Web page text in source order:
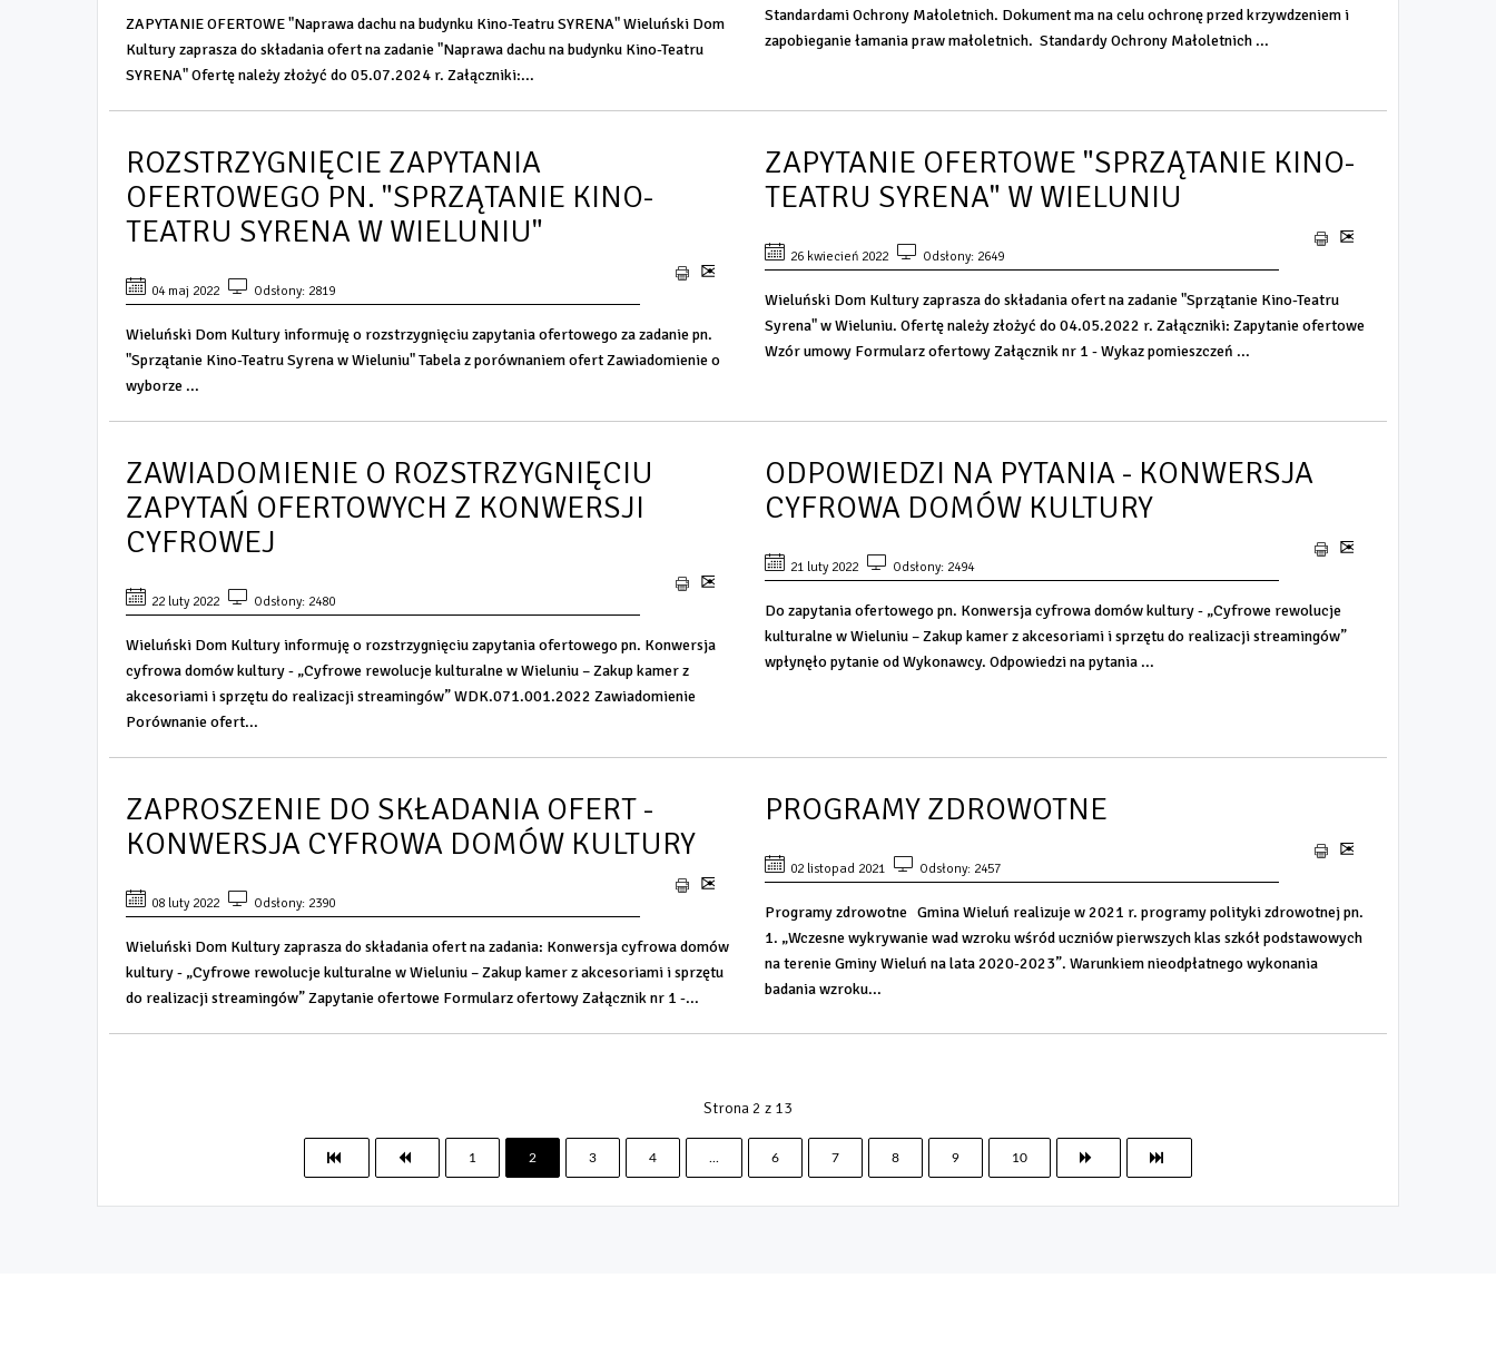
ZAPYTANIE OFERTOWE "Naprawa dachu na budynku Kino-Teatru SYRENA" Wieluński Dom
Kultury zaprasza do składania ofert na zadanie "Naprawa dachu na budynku Kino-Teatru
SYRENA" Ofertę należy złożyć do 05.07.2024 r. Załączniki:...
Standardami Ochrony Małoletnich. Dokument ma na celu ochronę przed krzywdzeniem i
zapobieganie łamania praw małoletnich. Standardy Ochrony Małoletnich ...
ROZSTRZYGNIĘCIE ZAPYTANIA
OFERTOWEGO PN. "SPRZĄTANIE KINO-
TEATRU SYRENA W WIELUNIU"
04 maj 2022 Odsłony: 2819
Wieluński Dom Kultury informuję o rozstrzygnięciu zapytania ofertowego za zadanie pn.
"Sprzątanie Kino-Teatru Syrena w Wieluniu" Tabela z porównaniem ofert Zawiadomienie o
wyborze ...
ZAPYTANIE OFERTOWE "SPRZĄTANIE KINO-
TEATRU SYRENA" W WIELUNIU
26 kwiecień 2022 Odsłony: 2649
Wieluński Dom Kultury zaprasza do składania ofert na zadanie "Sprzątanie Kino-Teatru
Syrena" w Wieluniu. Ofertę należy złożyć do 04.05.2022 r. Załączniki: Zapytanie ofertowe
Wzór umowy Formularz ofertowy Załącznik nr 1 - Wykaz pomieszczeń ...
ZAWIADOMIENIE O ROZSTRZYGNIĘCIU
ZAPYTAŃ OFERTOWYCH Z KONWERSJI
CYFROWEJ
22 luty 2022 Odsłony: 2480
Wieluński Dom Kultury informuję o rozstrzygnięciu zapytania ofertowego pn. Konwersja
cyfrowa domów kultury - „Cyfrowe rewolucje kulturalne w Wieluniu – Zakup kamer z
akcesoriami i sprzętu do realizacji streamingów” WDK.071.001.2022 Zawiadomienie
Porównanie ofert...
ODPOWIEDZI NA PYTANIA - KONWERSJA
CYFROWA DOMÓW KULTURY
21 luty 2022 Odsłony: 2494
Do zapytania ofertowego pn. Konwersja cyfrowa domów kultury - „Cyfrowe rewolucje
kulturalne w Wieluniu – Zakup kamer z akcesoriami i sprzętu do realizacji streamingów”
wpłynęło pytanie od Wykonawcy. Odpowiedzi na pytania ...
ZAPROSZENIE DO SKŁADANIA OFERT -
KONWERSJA CYFROWA DOMÓW KULTURY
08 luty 2022 Odsłony: 2390
Wieluński Dom Kultury zaprasza do składania ofert na zadania: Konwersja cyfrowa domów
kultury - „Cyfrowe rewolucje kulturalne w Wieluniu – Zakup kamer z akcesoriami i sprzętu
do realizacji streamingów” Zapytanie ofertowe Formularz ofertowy Załącznik nr 1 -...
PROGRAMY ZDROWOTNE
02 listopad 2021 Odsłony: 2457
Programy zdrowotne Gmina Wieluń realizuje w 2021 r. programy polityki zdrowotnej pn.
1. „Wczesne wykrywanie wad wzroku wśród uczniów pierwszych klas szkół podstawowych
na terenie Gminy Wieluń na lata 2020-2023”. Warunkiem nieodpłatnego wykonania
badania wzroku...
Strona 2 z 13
1 2 3 4 ... 6 7 8 9 10